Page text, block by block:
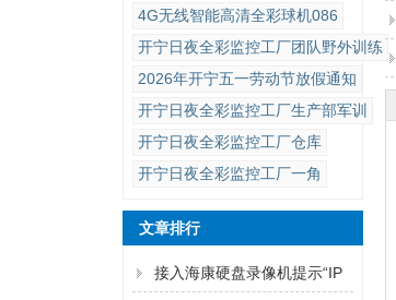
4G无线智能高清全彩球机086
开宁日夜全彩监控工厂团队野外训练
2026年开宁五一劳动节放假通知
开宁日夜全彩监控工厂生产部军训
开宁日夜全彩监控工厂仓库
开宁日夜全彩监控工厂一角
文章排行
接入海康硬盘录像机提示“IP